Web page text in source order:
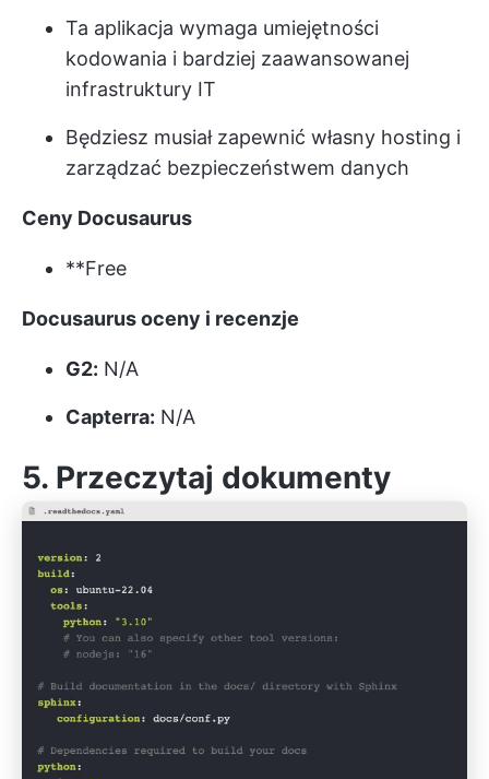
Ta aplikacja wymaga umiejętności
kodowania i bardziej zaawansowanej
infrastruktury IT
Będziesz musiał zapewnić własny hosting i
zarządzać bezpieczeństwem danych
Ceny Docusaurus
**Free
Docusaurus oceny i recenzje
G2: N/A
Capterra: N/A
5. Przeczytaj dokumenty